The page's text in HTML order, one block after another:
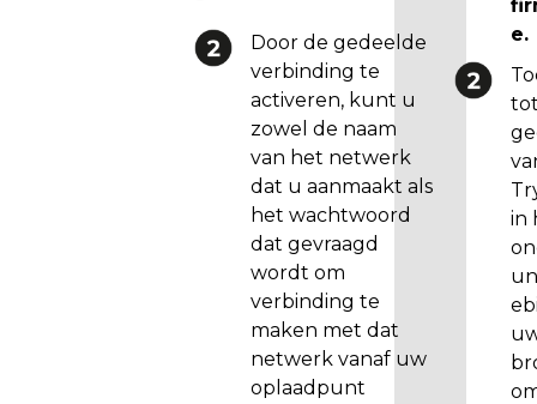
Door de gedeelde
verbinding te
activeren, kunt u
zowel de naam
van het netwerk
dat u aanmaakt als
het wachtwoord
dat gevraagd
wordt om
verbinding te
maken met dat
netwerk vanaf uw
oplaadpunt
r
e
e.
in